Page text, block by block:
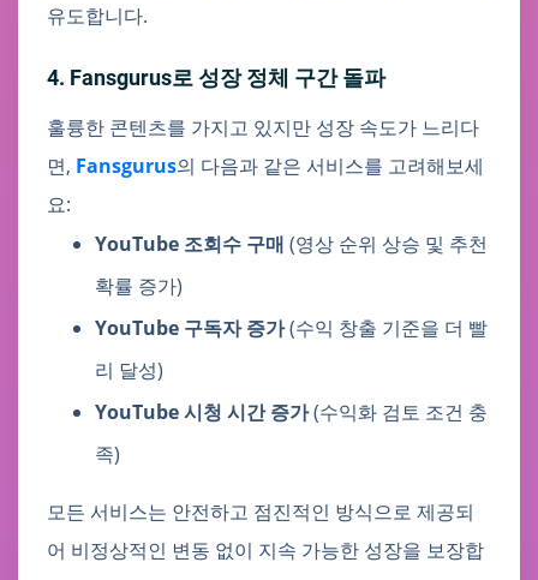
유도합니다.
4. Fansgurus로 성장 정체 구간 돌파
훌륭한 콘텐츠를 가지고 있지만 성장 속도가 느리다
면, Fansgurus의 다음과 같은 서비스를 고려해보세
요:
YouTube 조회수 구매 (영상 순위 상승 및 추천
확률 증가)
YouTube 구독자 증가(수익 창출 기준을 더 빨
리 달성)
YouTube 시청 시간 증가(수익화 검토 조건 충
족)
모든 서비스는 안전하고 점진적인 방식으로 제공되
어 비정상적인 변동 없이 지속 가능한 성장을 보장합